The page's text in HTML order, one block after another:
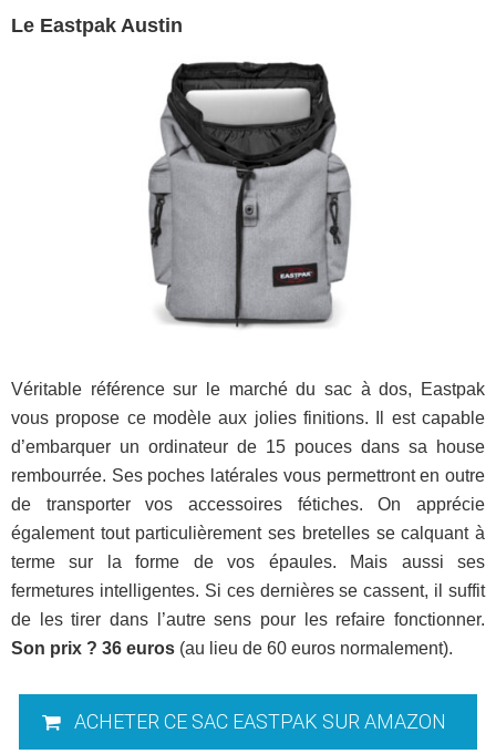
Le Eastpak Austin
Véritable référence sur le marché du sac à dos, Eastpak
vous propose ce modèle aux jolies finitions. Il est capable
d’embarquer un ordinateur de 15 pouces dans sa house
rembourrée. Ses poches latérales vous permettront en outre
de transporter vos accessoires fétiches. On apprécie
également tout particulièrement ses bretelles se calquant à
terme sur la forme de vos épaules. Mais aussi ses
fermetures intelligentes. Si ces dernières se cassent, il suffit
de les tirer dans l’autre sens pour les refaire fonctionner.
Son prix ? 36 euros (au lieu de 60 euros normalement).
ACHETER CE SAC EASTPAK SUR AMAZON